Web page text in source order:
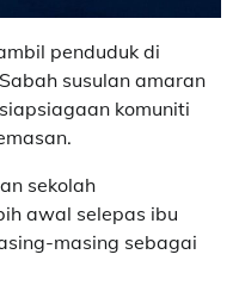
penduduk di
susulan amaran
komuniti
sekolah
awal selepas ibu
masing sebagai